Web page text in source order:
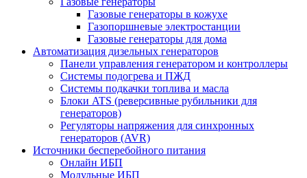
Газовые генераторы в кожухе
Газопоршневые электростанции
Газовые генераторы для дома
Автоматизация дизельных генераторов
Панели управления генератором и контроллеры
Системы подогрева и ПЖД
Системы подкачки топлива и масла
Блоки ATS (реверсивные рубильники для
генераторов)
Регуляторы напряжения для синхронных
генераторов (AVR)
Источники бесперебойного питания
Онлайн ИБП
Модульные ИБП